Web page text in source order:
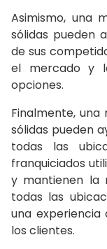
Asimismo, una
sólidas pueden
de sus
el mercado y
opciones.
Finalmente,
sólidas pueden
todas las
franquiciados
y mantienen la
todas las
una
los clientes.